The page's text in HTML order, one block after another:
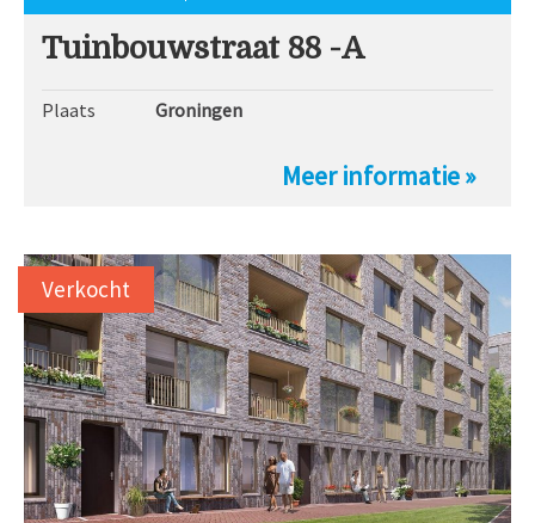
Tuinbouwstraat 88 -A
Plaats Groningen
Meer informatie »
Verkocht